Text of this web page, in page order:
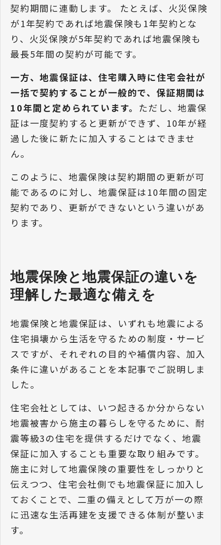
契約期間に連動します。 たとえば、火災保険
が1年契約であれば地震保険も1年契約とな
り、火災保険が5年契約であれば地震保険も
最長5年間の契約が可能です。
一方、地震保証は、住宅購入時に住宅会社が
一括で契約することが一般的で、保証期間は
10年間と定められています。 ただし、地震保
証は一度契約すると更新ができず、10年が経
過した後に新たに加入することはできませ
ん。
このように、地震保険は契約期間の更新が可
能であるのに対し、地震保証は10年間の固定
契約であり、更新ができないという違いがあ
ります。
地震保険と地震保証の違いを
理解した最適な備えを
地震保険と地震保証は、いずれも地震による
住宅損壊から生活を守るための制度・サービ
スですが、それぞれの目的や補償内容、加入
条件に違いがあることを本記事でご説明しま
した。
住宅会社としては、いつ起きるか分からない
地震被害から施主の暮らしを守るために、耐
震等級3の住宅を提供するだけでなく、地震
保証に加入することも重要な取り組みです。
施主に対して地震保険の重要性をしっかりと
伝えつつ、住宅会社側でも地震保証に加入し
ておくことで、二重の備えとして万が一の際
に迅速な生活再建を支援できる体制が整いま
す。